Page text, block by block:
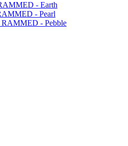
- Earth
- Pearl
RAMMED - Pebble